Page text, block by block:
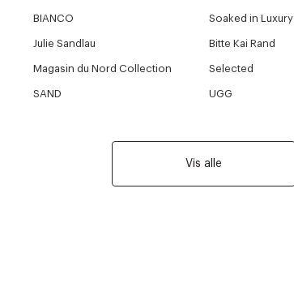
BIANCO Soaked in Luxury
Julie Sandlau Bitte Kai Rand
Magasin du Nord Collection Selected
SAND UGG
Vis alle